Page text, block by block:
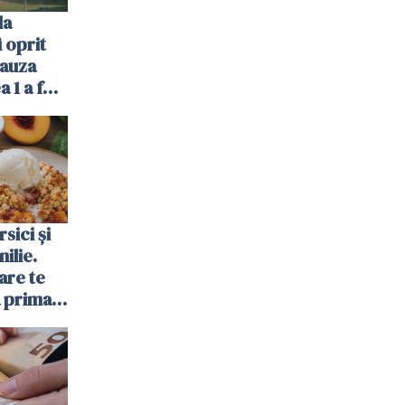
oprit
a fost
și
te
prima